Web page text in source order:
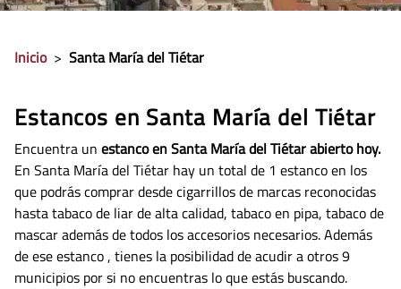
Inicio > Santa María del Tiétar
Estancos en Santa María del Tiétar
Encuentra un estanco en Santa María del Tiétar abierto hoy.
En Santa María del Tiétar hay un total de 1 estanco en los
que podrás comprar desde cigarrillos de marcas reconocidas
hasta tabaco de liar de alta calidad, tabaco en pipa, tabaco de
mascar además de todos los accesorios necesarios.Además
de ese estanco , tienes la posibilidad de acudir a otros 9
municipios por si no encuentras lo que estás buscando.